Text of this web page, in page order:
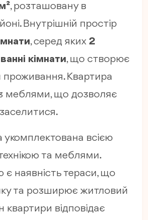
, розташовану в
Внутрішній простір
, серед яких 2
кімнати, що створює
Квартира
меблями, що дозволяє
укомплектована всією
та меблями.
є наявність тераси, що
та розширює житловий
квартири відповідає